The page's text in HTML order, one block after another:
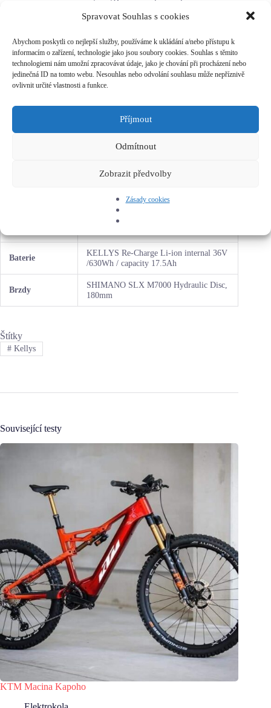
Spravovat Souhlas s cookies
Abychom poskytli co nejlepší služby, používáme k ukládání a/nebo přístupu k
informacím o zařízení, technologie jako jsou soubory cookies. Souhlas s těmito
technologiemi nám umožní zpracovávat údaje, jako je chování při procházení nebo
jedinečná ID na tomto webu. Nesouhlas nebo odvolání souhlasu může nepříznivě
ovlivnit určité vlastnosti a funkce.
Příjmout
Odmítnout
Zobrazit předvolby
Zásady cookies
stejně dobré, jak vypadá.
Vybrané parametry kola Kellys Tygon
Rám
KELLYS e-Frame 29, Uni-Body
Integrated Design
Vidlice
SHIMANO FC-E6100 (34T) – length
SHIMANO CS-M7000-11 (11-46)
Baterie
KELLYS Re-Charge Li-ion internal 36V
/630Wh / capacity 17.5Ah
Brzdy
SHIMANO SLX M7000 Hydraulic Disc,
180mm
Štítky
#Kellys
Související testy
KTM Macina Kapoho